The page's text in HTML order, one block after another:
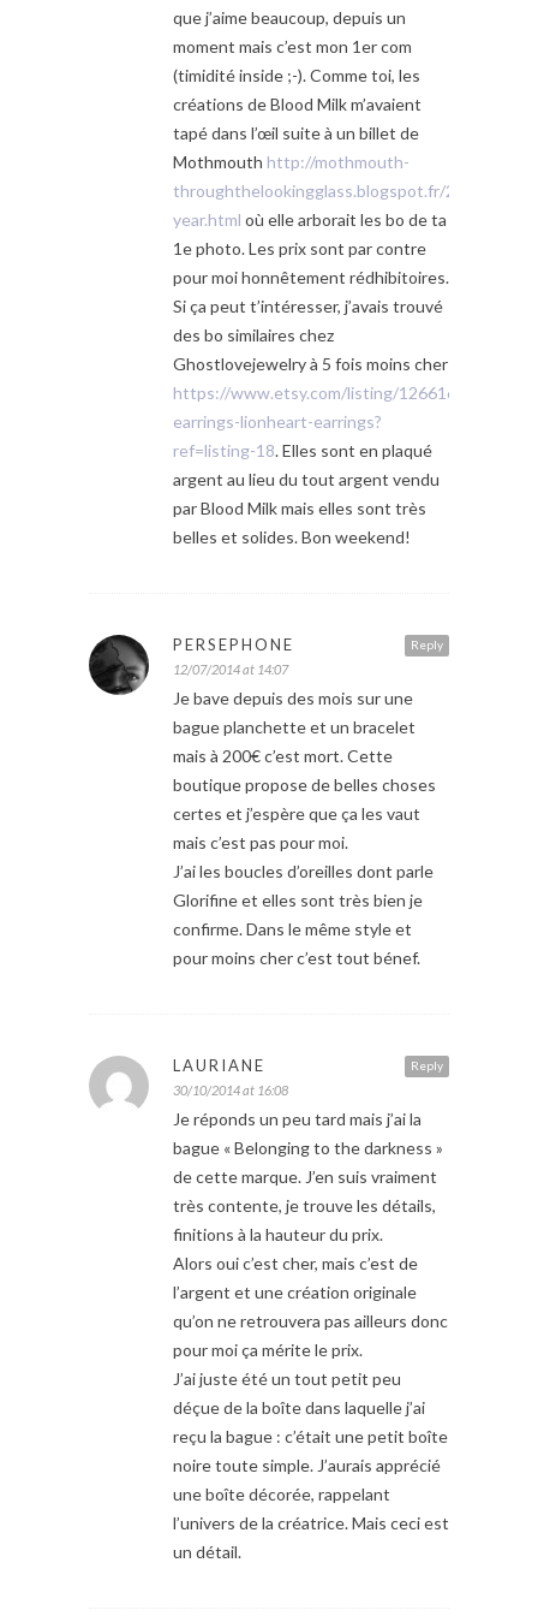
que j’aime beaucoup, depuis un
moment mais c’est mon 1er com
(timidité inside ;-). Comme toi, les
créations de Blood Milk m’avaient
tapé dans l’œil suite à un billet de
Mothmouth http://mothmouth-
throughthelookingglass.blogspot.fr/2014/01/
year.html où elle arborait les bo de ta
1e photo. Les prix sont par contre
pour moi honnêtement rédhibitoires.
Si ça peut t’intéresser, j’avais trouvé
des bo similaires chez
Ghostlovejewelry à 5 fois moins cher
https://www.etsy.com/listing/126616927/
earrings-lionheart-earrings?
ref=listing-18. Elles sont en plaqué
argent au lieu du tout argent vendu
par Blood Milk mais elles sont très
belles et solides. Bon weekend!
Reply
PERSEPHONE
12/07/2014 at 14:07
Je bave depuis des mois sur une
bague planchette et un bracelet
mais à 200€ c’est mort. Cette
boutique propose de belles choses
certes et j’espère que ça les vaut
mais c’est pas pour moi.
J’ai les boucles d’oreilles dont parle
Glorifine et elles sont très bien je
confirme. Dans le même style et
pour moins cher c’est tout bénef.
Reply
LAURIANE
30/10/2014 at 16:08
Je réponds un peu tard mais j’ai la
bague « Belonging to the darkness »
de cette marque. J’en suis vraiment
très contente, je trouve les détails,
finitions à la hauteur du prix.
Alors oui c’est cher, mais c’est de
l’argent et une création originale
qu’on ne retrouvera pas ailleurs donc
pour moi ça mérite le prix.
J’ai juste été un tout petit peu
déçue de la boîte dans laquelle j’ai
reçu la bague : c’était une petit boîte
noire toute simple. J’aurais apprécié
une boîte décorée, rappelant
l’univers de la créatrice. Mais ceci est
un détail.